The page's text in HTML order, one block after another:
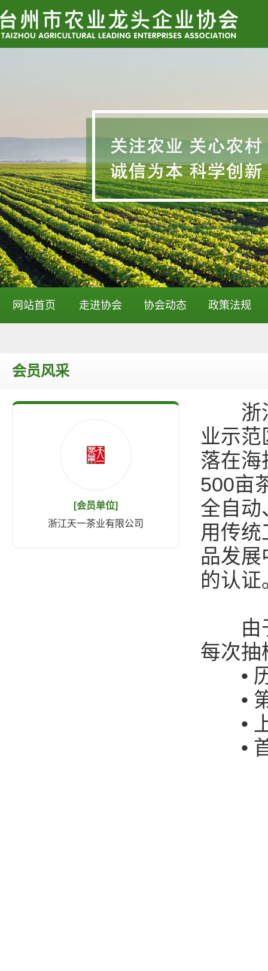
网站首页 走进协会 协会动态 政策法规
会员风采
[会员单位]
浙江天一茶业有限公司
浙江
业示范
落在海
500亩
全自动
用传
品发展
的认证
由于
每次抽
• 历
• 第
• 上
• 首